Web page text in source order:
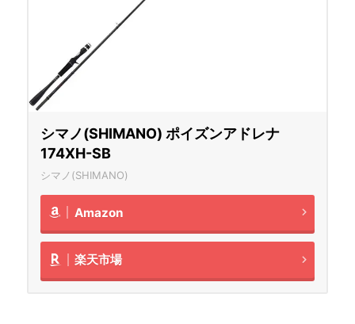
シマノ(SHIMANO) ポイズンアドレナ
174XH-SB
シマノ(SHIMANO)
Amazon
楽天市場